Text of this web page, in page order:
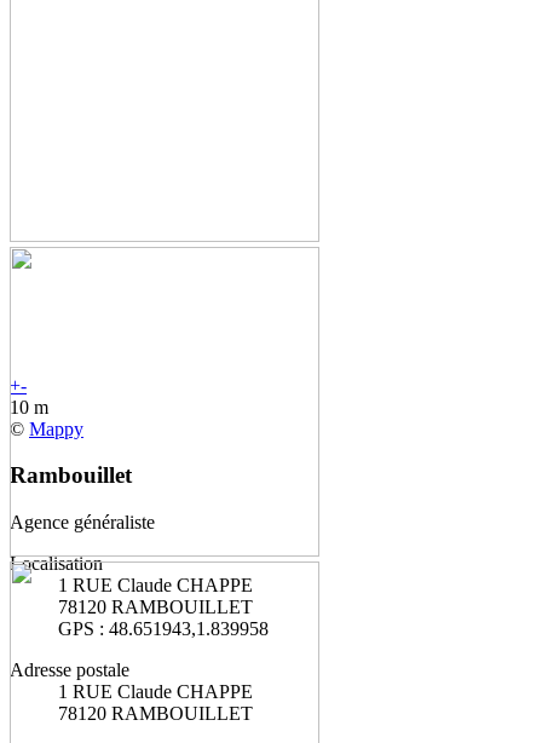
+-
10 m
© Mappy
Rambouillet
Agence généraliste
Localisation
1 RUE Claude CHAPPE
78120 RAMBOUILLET
GPS : 48.651943,1.839958
Adresse postale
1 RUE Claude CHAPPE
78120 RAMBOUILLET